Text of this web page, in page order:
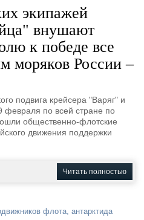
экипажей
внушают
к победе все
моряков России –
подвига крейсера "Варяг" и
февраля по всей стране по
общественно-флотские
движения поддержки
Читать полностью
флота, антарктида